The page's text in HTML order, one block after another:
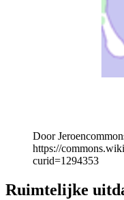
Door
https://
curid=1294353
Ruimtelijke